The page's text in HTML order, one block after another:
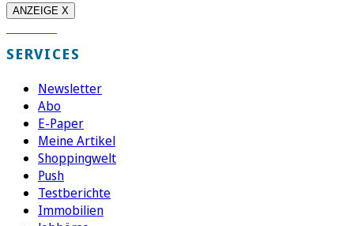
ANZEIGE X
SERVICES
Newsletter
Abo
E-Paper
Meine Artikel
Shoppingwelt
Push
Testberichte
Immobilien